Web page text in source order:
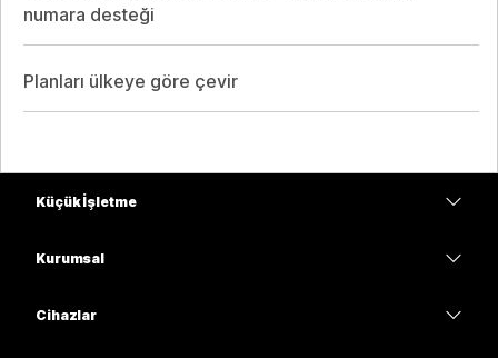
numara desteği
Planları ülkeye göre çevir
Küçük İşletme
Kurumsal
Cihazlar